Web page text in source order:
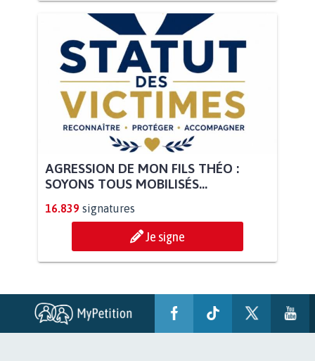
AGRESSION DE MON FILS THÉO :
SOYONS TOUS MOBILISÉS...
16.839 signatures
Je signe